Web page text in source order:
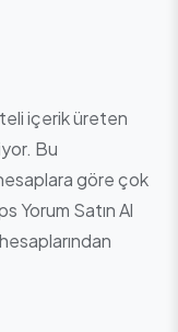
içerik üreten
Bu
göre çok
Yorum Satın Al